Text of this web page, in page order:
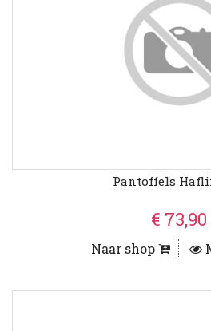
Pantoffels
€ 73,90
Naar shop